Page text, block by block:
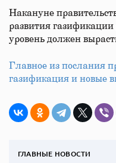
Накануне
развития газификации
уровень должен
Главное из послания
газификация и новые
ГЛАВНЫЕ НОВОСТИ